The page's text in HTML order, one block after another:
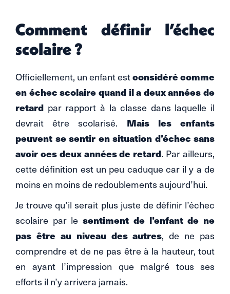
Comment définir l’échec
scolaire ?
Officiellement, un enfant estconsidéré comme
en échec scolaire quand il a deux années de
retard par rapport à la classe dans laquelle il
devrait être scolarisé. Mais les enfants
peuvent se sentir en situation d’échec sans
avoir ces deux années de retard. Par ailleurs,
cette définition est un peu caduque car il y a de
moins en moins de redoublements aujourd’hui.
Je trouve qu’il serait plus juste de définir l’échec
scolaire par lesentiment de l’enfant de ne
pas être au niveau des autres, de ne pas
comprendre et de ne pas être à la hauteur, tout
en ayant l’impression que malgré tous ses
efforts il n’y arrivera jamais.